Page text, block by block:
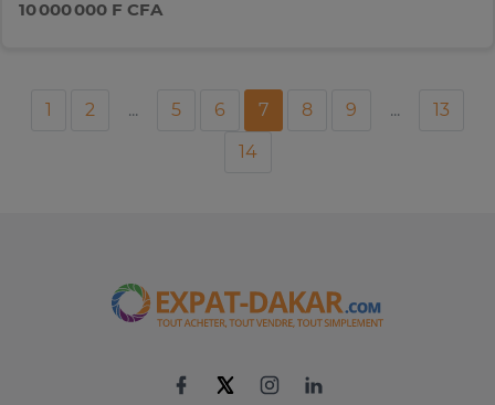
10 000 000 F CFA
1 2 ... 5 6 7 8 9 ...
13
14